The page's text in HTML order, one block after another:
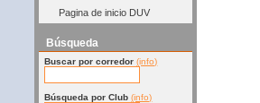
Pagina de inicio DUV
Búsqueda
Buscar por corredor (info)
Búsqueda por Club (info)